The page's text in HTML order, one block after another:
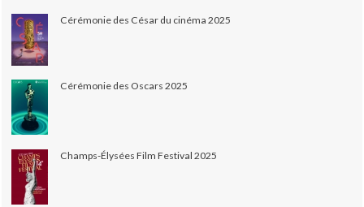
Cérémonie des César du cinéma 2025
Cérémonie des Oscars 2025
Champs-Élysées Film Festival 2025